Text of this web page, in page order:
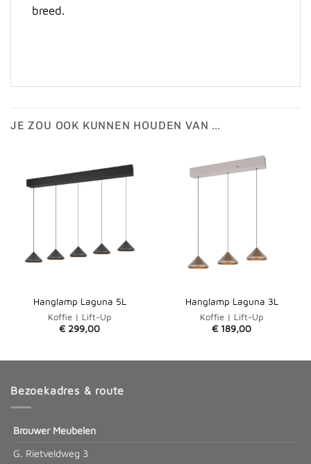
breed.
JE ZOU OOK KUNNEN HOUDEN VAN …
Hanglamp Laguna 5L
Koffie | Lift-Up
€ 299,00
Hanglamp Laguna 3L
Koffie | Lift-Up
€ 189,00
Bezoekadres & route
Brouwer Meubelen
G. Rietveldweg 3